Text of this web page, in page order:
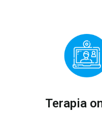
Terapia